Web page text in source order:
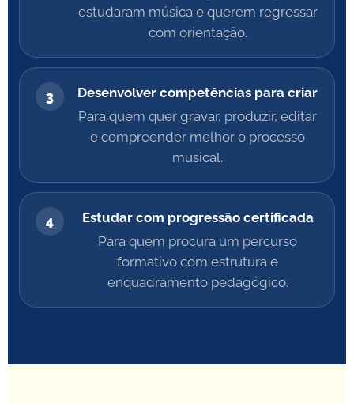
estudaram música e querem regressar
com orientação.
3
Desenvolver competências para criar
Para quem quer gravar, produzir, editar
e compreender melhor o processo
musical.
4
Estudar com progressão certificada
Para quem procura um percurso
formativo com estrutura e
enquadramento pedagógico.